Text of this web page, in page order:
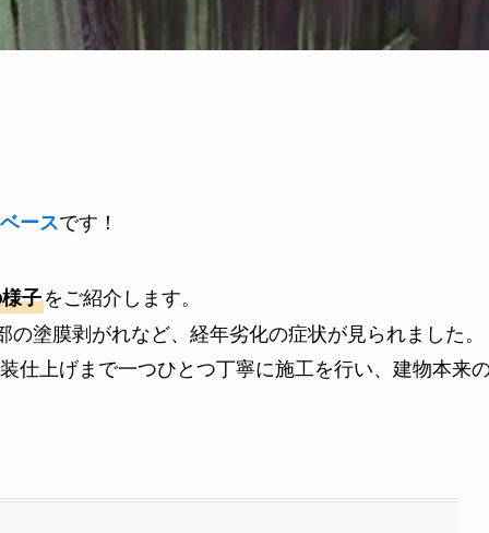
ースです！
子をご紹介します。
塗膜剥がれなど、経年劣化の症状が見られました。
仕上げまで一つひとつ丁寧に施工を行い、建物本来